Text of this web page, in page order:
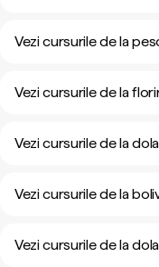
Vezi cursurile de la
Vezi cursurile de la
Vezi cursurile de la
Vezi cursurile de la
Vezi cursurile de la